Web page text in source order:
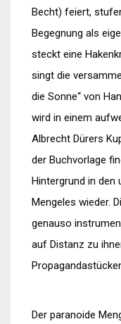
Becht) feiert,
Begegnung als
steckt eine
singt die
die Sonne“ von
wird in einem
Albrecht Dürers
der Buchvorlage
Hintergrund in
Mengeles wieder.
genauso
auf Distanz zu
Der paranoide